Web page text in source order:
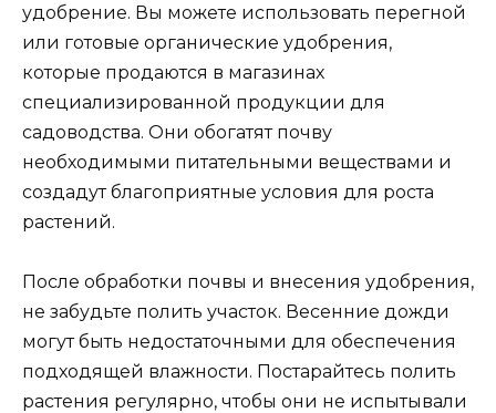
удобрение. Вы можете использовать перегной
или готовые органические удобрения,
которые продаются в магазинах
специализированной продукции для
садоводства. Они обогатят почву
необходимыми питательными веществами и
создадут благоприятные условия для роста
растений.
После обработки почвы и внесения удобрения,
не забудьте полить участок. Весенние дожди
могут быть недостаточными для обеспечения
подходящей влажности. Постарайтесь полить
растения регулярно, чтобы они не испытывали